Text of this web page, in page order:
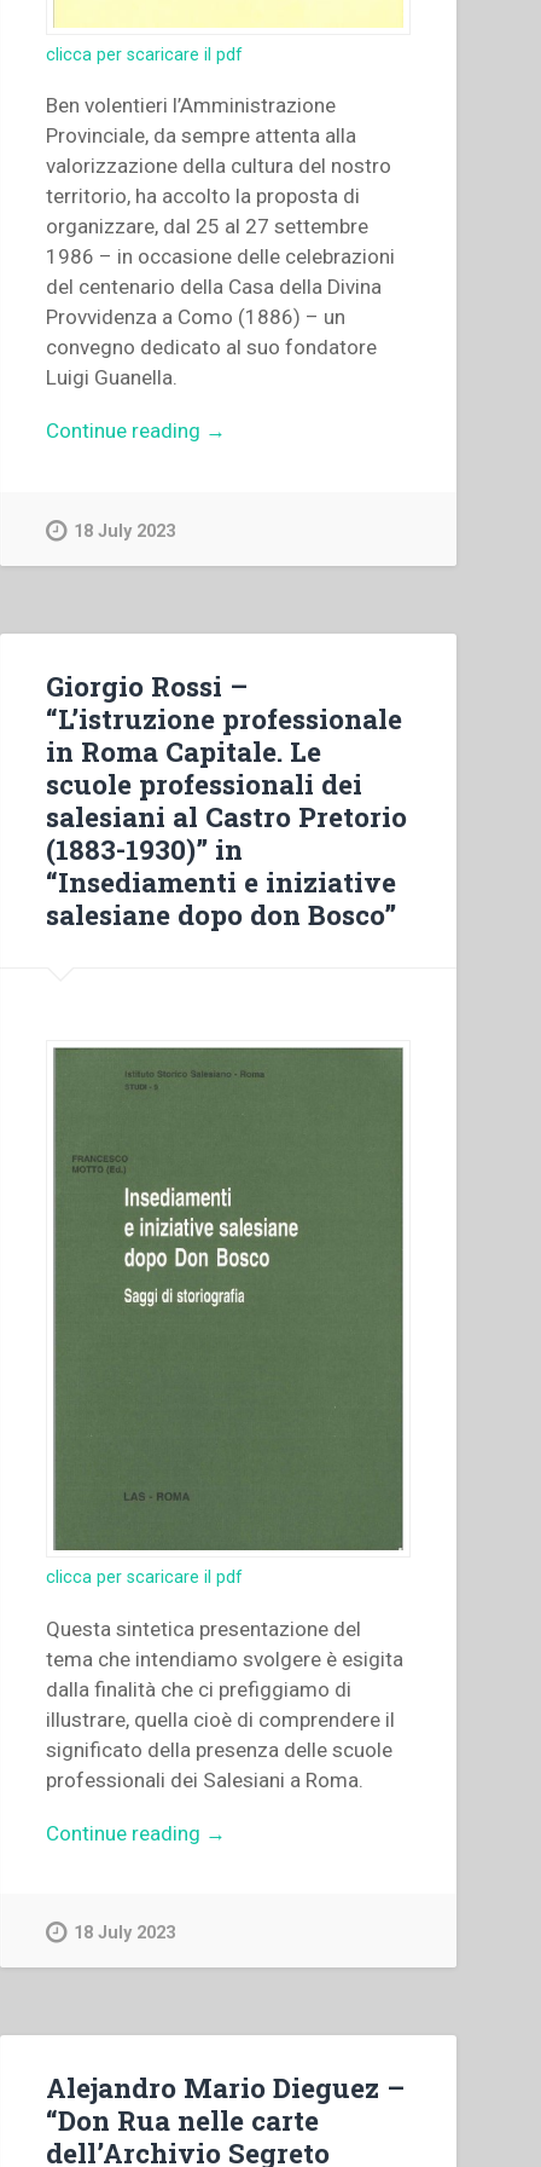
clicca per scaricare il pdf
Ben volentieri l’Amministrazione
Provinciale, da sempre attenta alla
valorizzazione della cultura del nostro
territorio, ha accolto la proposta di
organizzare, dal 25 al 27 settembre
1986 – in occasione delle celebrazioni
del centenario della Casa della Divina
Provvidenza a Como (1886) – un
convegno dedicato al suo fondatore
Luigi Guanella.
Continue reading “Autori
Guanella.
Le
origini
e
gli
sviluppi
nell’area
lombarda.”
→
18 July 2023
Giorgio Rossi –
“L’istruzione professionale
in Roma Capitale. Le
scuole professionali dei
salesiani al Castro Pretorio
(1883-1930)” in
“Insediamenti e iniziative
salesiane dopo don Bosco”
clicca per scaricare il pdf
Questa sintetica presentazione del
tema che intendiamo svolgere è esigita
dalla finalità che ci prefiggiamo di
illustrare, quella cioè di comprendere il
significato della presenza delle scuole
professionali dei Salesiani a Roma.
Continue reading “Giorgio
Capitale.
Le
scuole
professionali
→
18 July 2023
Alejandro Mario Dieguez –
“Don Rua nelle carte
dell’Archivio Segreto